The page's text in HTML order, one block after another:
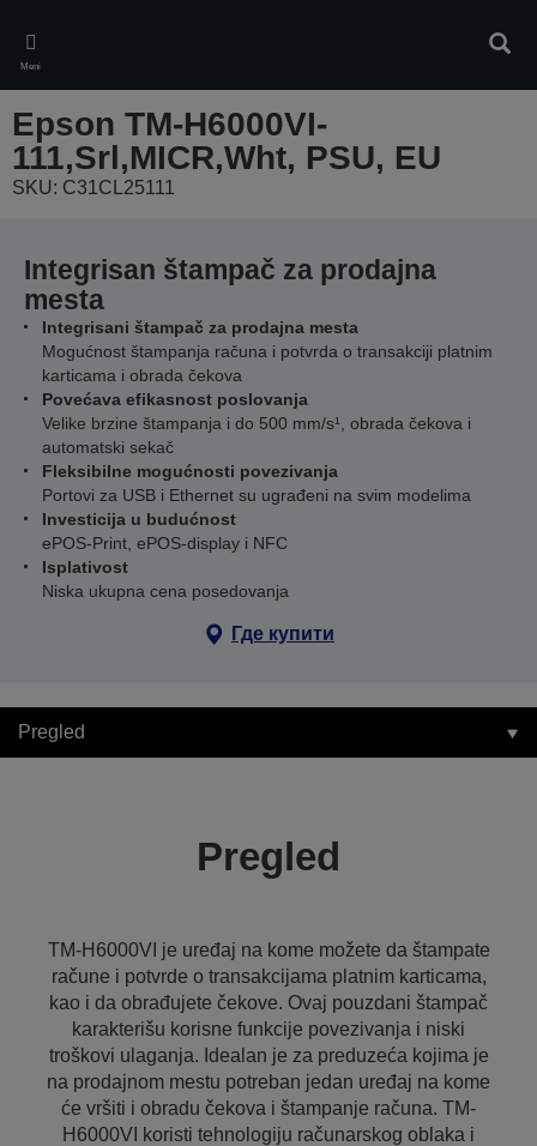
main
content
Meni
Epson TM-H6000VI-
111,Srl,MICR,Wht, PSU, EU
SKU: C31CL25111
Integrisan štampač za prodajna
mesta
Integrisani štampač za prodajna mesta
Mogućnost štampanja računa i potvrda o transakciji platnim
karticama i obrada čekova
Povećava efikasnost poslovanja
Velike brzine štampanja i do 500 mm/s¹, obrada čekova i
automatski sekač
Fleksibilne mogućnosti povezivanja
Portovi za USB i Ethernet su ugrađeni na svim modelima
Investicija u budućnost
ePOS-Print, ePOS-display i NFC
Isplativost
Niska ukupna cena posedovanja
Где купити
Pregled
Pregled
TM-H6000VI je uređaj na kome možete da štampate
račune i potvrde o transakcijama platnim karticama,
kao i da obrađujete čekove. Ovaj pouzdani štampač
karakterišu korisne funkcije povezivanja i niski
troškovi ulaganja. Idealan je za preduzeća kojima je
na prodajnom mestu potreban jedan uređaj na kome
će vršiti i obradu čekova i štampanje računa. TM-
H6000VI koristi tehnologiju računarskog oblaka i